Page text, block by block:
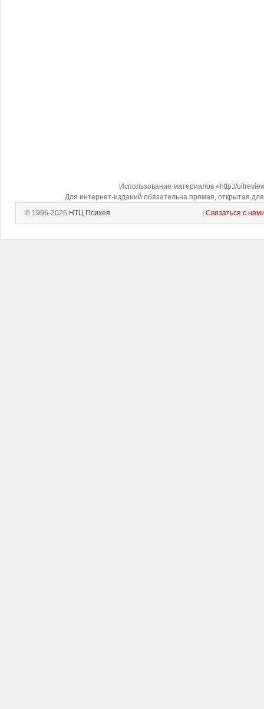
Использование материалов «http://
Для интернет-изданий обязательна прямая, открытая
© 1996-2026 НТЦ Психея Связаться с